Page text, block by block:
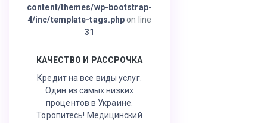
content/themes/wp-bootstrap-
4/inc/template-tags.php on line
31
КАЧЕСТВО И РАССРОЧКА
Кредит на все виды услуг.
Один из самых низких
процентов в Украине.
Торопитесь! Медицинский